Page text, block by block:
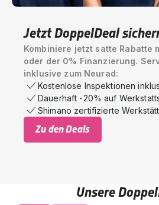
Jetzt DoppelDeal
Kombiniere jetzt satte Rabatte
oder der 0% Finanzierung.
inklusive zum Neurad:
Kostenlose Inspektionen
Dauerhaft -20% auf
Shimano zertifizierte
Zu den Deals
Unsere